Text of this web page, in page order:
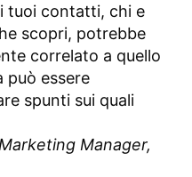
tuoi contatti, chi e
scopri, potrebbe
correlato a quello
può essere
spunti sui quali
Manager,